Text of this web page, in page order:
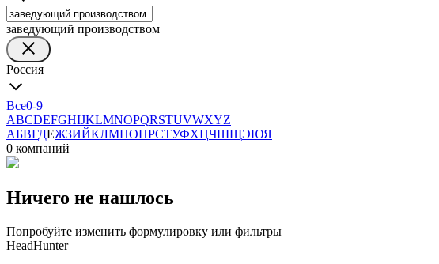
заведующий производством
Россия
Все0-9
ABCDEFGHIJKLMNOPQRSTUVWXYZ
АБВГДЕЖЗИЙКЛМНОПРСТУФХЦЧШЩЭЮЯ
0 компаний
Ничего не нашлось
Попробуйте изменить формулировку или фильтры
HeadHunter